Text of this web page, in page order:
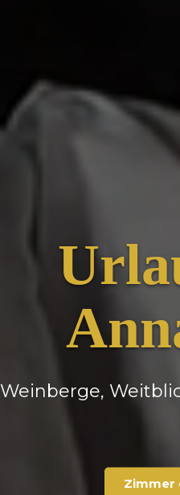
Weinberge,
Zimmer